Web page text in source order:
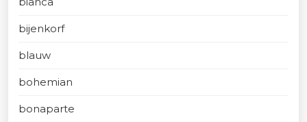
bijenkorf
blauw
bohemian
bonaparte